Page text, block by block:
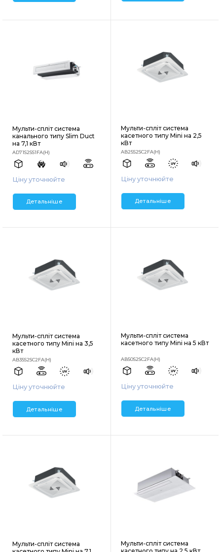
Мульти-спліт система
канального типу Slim Duct
на 7,1 кВт
AD71S2SS1FA(H)
Ціну уточнюйте
Детальніше
Мульти-спліт система
касетного типу Mini на 2,5
кВт
AB25S2SC2FA(H)
Ціну уточнюйте
Детальніше
Мульти-спліт система
касетного типу Mini на 3,5
кВт
AB35S2SC2FA(H)
Ціну уточнюйте
Детальніше
Мульти-спліт система
касетного типу Mini на 5 кВт
AB50S2SC2FA(H)
Ціну уточнюйте
Детальніше
Мульти-спліт система
Мульти-спліт система